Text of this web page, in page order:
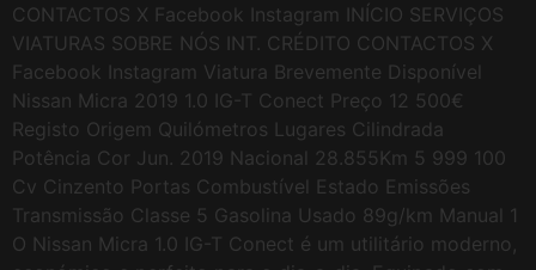
CONTACTOS X Facebook Instagram INÍCIO SERVIÇOS
VIATURAS SOBRE NÓS INT. CRÉDITO CONTACTOS X
Facebook Instagram Viatura Brevemente Disponível
Nissan Micra 2019 1.0 IG-T Conect Preço 12 500€
Registo Origem Quilómetros Lugares Cilindrada
Potência Cor Jun. 2019 Nacional 28.855Km 5 999 100
Cv Cinzento Portas Combustível Estado Emissões
Transmissão Classe 5 Gasolina Usado 89g/km Manual 1
O Nissan Micra 1.0 IG-T Conect é um utilitário moderno,